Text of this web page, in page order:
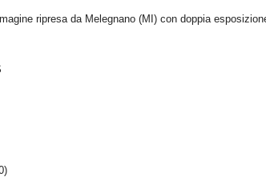
ripresa da Melegnano (MI) con doppia